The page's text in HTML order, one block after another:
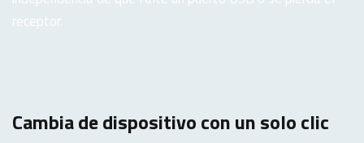
receptor.
Cambia de dispositivo con un solo clic